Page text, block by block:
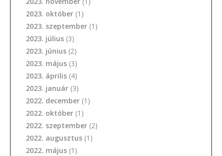
2023. október (1)
2023. szeptember (1)
2023. július (3)
2023. június (2)
2023. május (3)
2023. április (4)
2023. január (3)
2022. december (1)
2022. október (1)
2022. szeptember (2)
2022. augusztus (1)
2022. május (1)